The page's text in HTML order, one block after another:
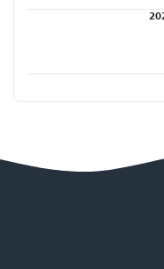
في كأس العالم 2026